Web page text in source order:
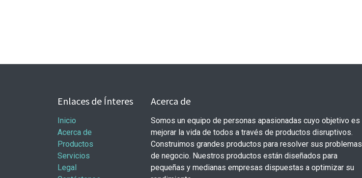
Enlaces de Ínteres
Inicio
Acerca de
Productos
Servicios
Legal
Acerca de
Somos un equipo de personas apasionadas cuyo objetivo es
mejorar la vida de todos a través de productos disruptivos.
Construimos grandes productos para resolver sus problemas
de negocio. Nuestros productos están diseñados para
pequeñas y medianas empresas dispuestas a optimizar su